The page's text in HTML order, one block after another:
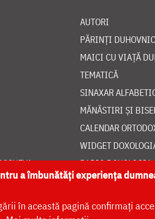
AUTORI
PĂRINȚI
MAICI CU VIAȚĂ
TEMATICĂ
SINAXAR
MĂNĂSTIRI ȘI
CALENDAR
WIDGET
RADIO DOXOLOGIA
a îmbunătăți experiența
în această pagină confirmați